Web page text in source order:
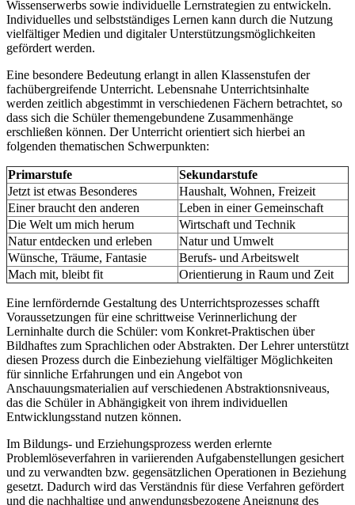
Wissenserwerbs sowie individuelle Lernstrategien zu entwickeln.
Individuelles und selbstständiges Lernen kann durch die Nutzung
vielfältiger Medien und digitaler Unterstützungsmöglichkeiten
gefördert werden.
Eine besondere Bedeutung erlangt in allen Klassenstufen der
fachübergreifende Unterricht. Lebensnahe Unterrichtsinhalte
werden zeitlich abgestimmt in verschiedenen Fächern betrachtet, so
dass sich die Schüler themengebundene Zusammenhänge
erschließen können. Der Unterricht orientiert sich hierbei an
folgenden thematischen Schwerpunkten:
Primarstufe
Sekundarstufe
Jetzt ist etwas Besonderes
Haushalt, Wohnen, Freizeit
Einer braucht den anderen
Leben in einer Gemeinschaft
Die Welt um mich herum
Wirtschaft und Technik
Natur entdecken und erleben
Natur und Umwelt
Wünsche, Träume, Fantasie
Berufs- und Arbeitswelt
Mach mit, bleibt fit
Orientierung in Raum und Zeit
Eine lernfördernde Gestaltung des Unterrichtsprozesses schafft
Voraussetzungen für eine schrittweise Verinnerlichung der
Lerninhalte durch die Schüler: vom Konkret-Praktischen über
Bildhaftes zum Sprachlichen oder Abstrakten. Der Lehrer unterstützt
diesen Prozess durch die Einbeziehung vielfältiger Möglichkeiten
für sinnliche Erfahrungen und ein Angebot von
Anschauungsmaterialien auf verschiedenen Abstraktionsniveaus,
das die Schüler in Abhängigkeit von ihrem individuellen
Entwicklungsstand nutzen können.
Im Bildungs- und Erziehungsprozess werden erlernte
Problemlöseverfahren in variierenden Aufgabenstellungen gesichert
und zu verwandten bzw. gegensätzlichen Operationen in Beziehung
gesetzt. Dadurch wird das Verständnis für diese Verfahren gefördert
und die nachhaltige und anwendungsbezogene Aneignung des